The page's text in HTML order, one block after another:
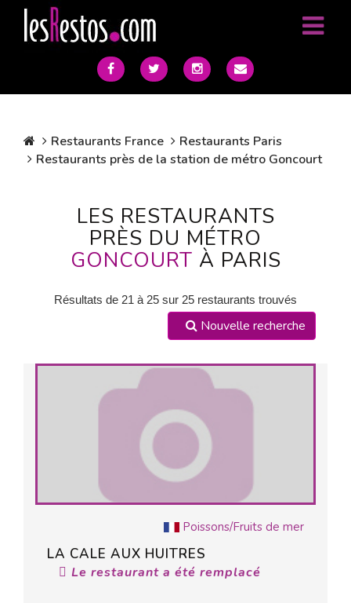
Restaurants France
Restaurants Paris
Restaurants près de la station de métro Goncourt
LES RESTAURANTS
PRÈS DU MÉTRO
GONCOURT À PARIS
Résultats de 21 à 25 sur 25 restaurants trouvés
Nouvelle recherche
Poissons/Fruits de mer
LA CALE AUX HUITRES
Le restaurant a été remplacé